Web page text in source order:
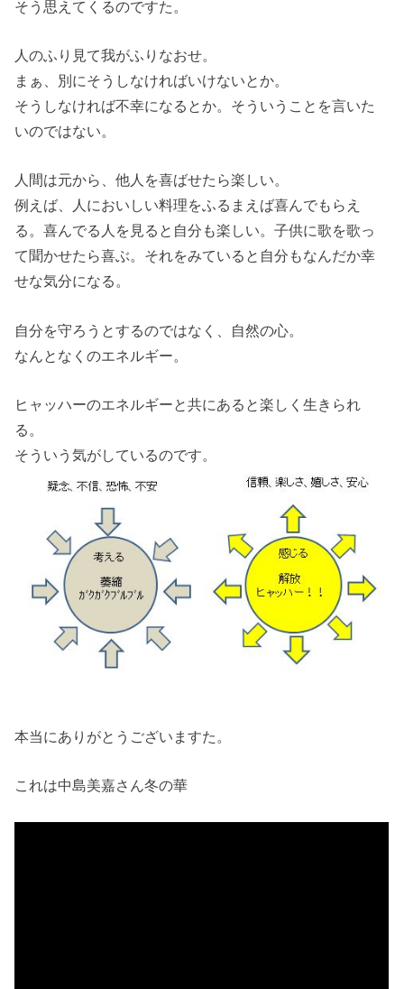
そう思えてくるのですた。
人のふり見て我がふりなおせ。
まぁ、別にそうしなければいけないとか。
そうしなければ不幸になるとか。そういうことを言いた
いのではない。
人間は元から、他人を喜ばせたら楽しい。
例えば、人においしい料理をふるまえば喜んでもらえ
る。喜んでる人を見ると自分も楽しい。子供に歌を歌っ
て聞かせたら喜ぶ。それをみていると自分もなんだか幸
せな気分になる。
自分を守ろうとするのではなく、自然の心。
なんとなくのエネルギー。
ヒャッハーのエネルギーと共にあると楽しく生きられ
る。
そういう気がしているのです。
本当にありがとうございますた。
これは中島美嘉さん冬の華